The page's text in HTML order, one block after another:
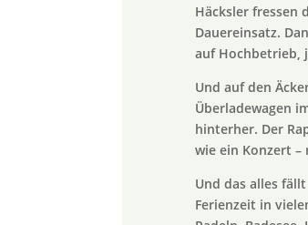
Häcksler fressen
Dauereinsatz.
auf Hochbetrieb,
Und auf den
Überladewagen
hinterher. Der
wie ein Konzert –
Und das alles
Ferienzeit in